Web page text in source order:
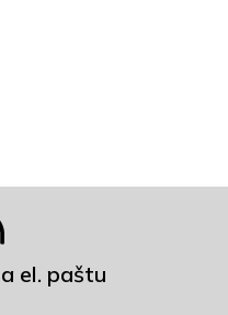
el. paštu